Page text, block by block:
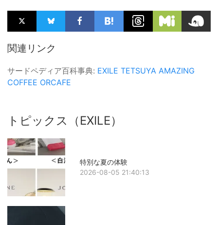
関連リンク
サードペディア百科事典: EXILE TETSUYA AMAZING
COFFEE ORCAFE
トピックス（EXILE）
特別な夏の体験
2026-08-05 21:40:13